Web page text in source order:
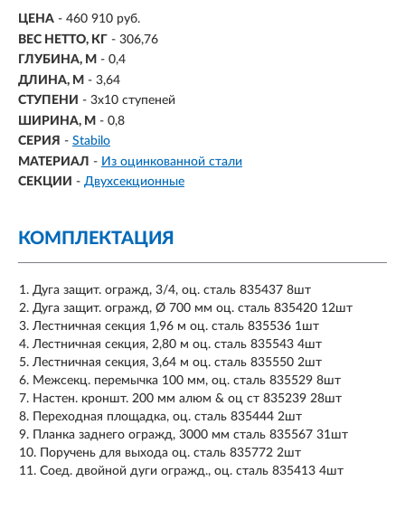
ЦЕНА - 460 910 руб.
ВЕС НЕТТО, КГ - 306,76
ГЛУБИНА, М - 0,4
ДЛИНА, М - 3,64
СТУПЕНИ - 3х10 ступеней
ШИРИНА, М - 0,8
СЕРИЯ - Stabilo
МАТЕРИАЛ - Из оцинкованной стали
СЕКЦИИ - Двухсекционные
КОМПЛЕКТАЦИЯ
Дуга защит. огражд, 3/4, оц. сталь 835437 8шт
Дуга защит. огражд, Ø 700 мм оц. сталь 835420 12шт
Лестничная секция 1,96 м оц. сталь 835536 1шт
Лестничная секция, 2,80 м оц. сталь 835543 4шт
Лестничная секция, 3,64 м оц. сталь 835550 2шт
Межсекц. перемычка 100 мм, оц. сталь 835529 8шт
Настен. кроншт. 200 мм алюм & оц ст 835239 28шт
Переходная площадка, оц. сталь 835444 2шт
Планка заднего огражд, 3000 мм сталь 835567 31шт
Поручень для выхода оц. сталь 835772 2шт
Соед. двойной дуги огражд., оц. сталь 835413 4шт